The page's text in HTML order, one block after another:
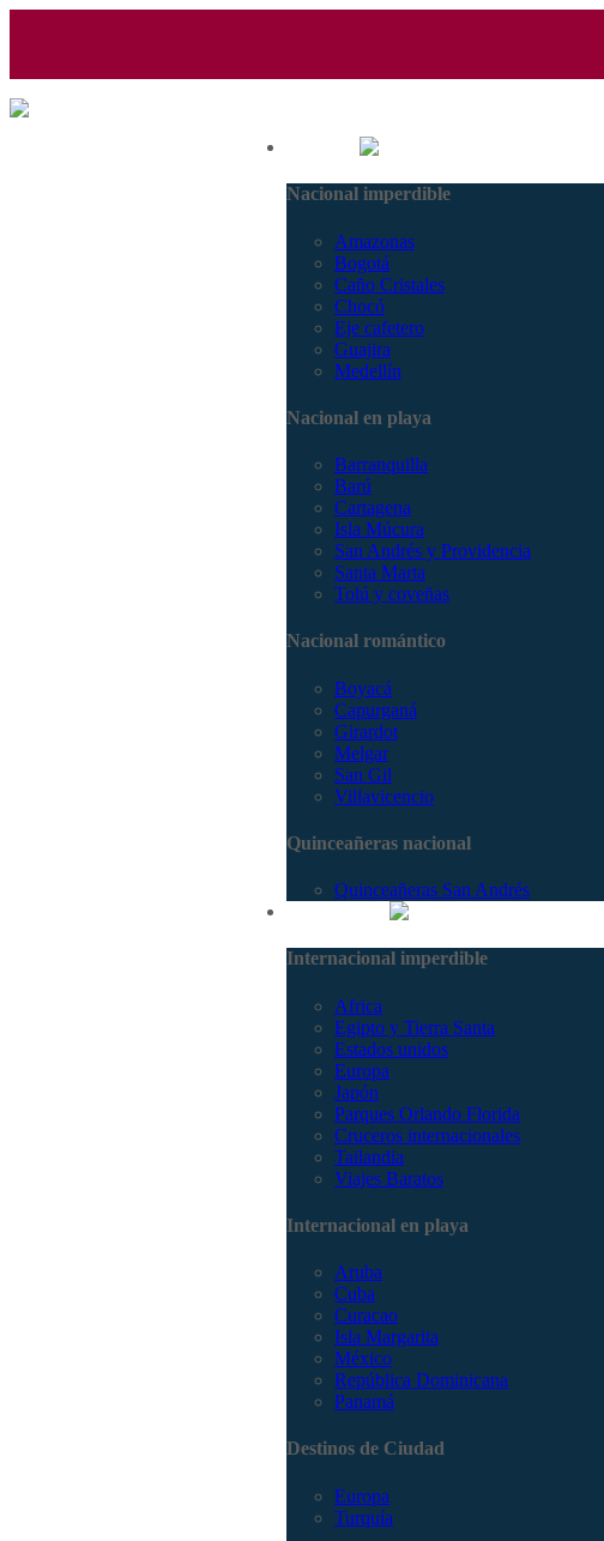
Nacional imperdible
Amazonas
Bogotá
Caño Cristales
Chocó
Eje cafetero
Guajira
Medellín
Nacional en playa
Barranquilla
Barú
Cartagena
Isla Múcura
San Andrés y Providencia
Santa Marta
Tolú y coveñas
Nacional romántico
Boyacá
Capurganá
Girardot
Melgar
San Gil
Villavicencio
Quinceañeras nacional
Quinceañeras San Andrés
Internacional imperdible
Africa
Egipto y Tierra Santa
Estados unidos
Europa
Japón
Parques Orlando Florida
Cruceros internacionales
Tailandia
Viajes Baratos
Internacional en playa
Aruba
Cuba
Curacao
Isla Margarita
México
República Dominicana
Panamá
Destinos de Ciudad
Europa
Turquía